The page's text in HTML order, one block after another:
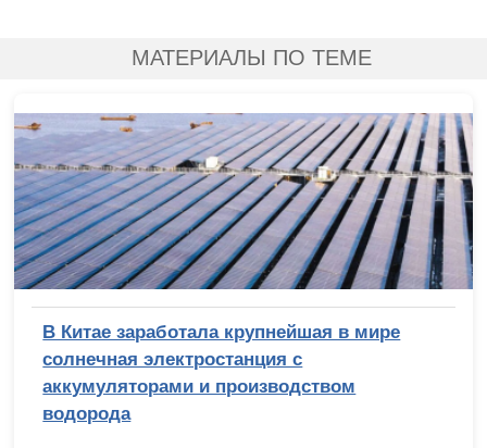
МАТЕРИАЛЫ ПО ТЕМЕ
В Китае заработала крупнейшая в мире
солнечная электростанция с
аккумуляторами и производством
водорода